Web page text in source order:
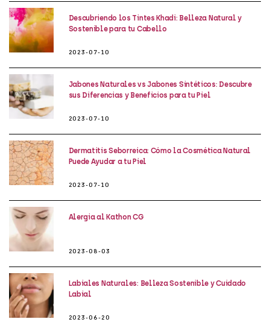
Descubriendo los Tintes Khadi: Belleza Natural y
Sostenible para tu Cabello
2023-07-10
Jabones Naturales vs Jabones Sintéticos: Descubre
sus Diferencias y Beneficios para tu Piel
2023-07-10
Dermatitis Seborreica: Cómo la Cosmética Natural
Puede Ayudar a tu Piel
2023-07-10
Alergia al Kathon CG
2023-08-03
Labiales Naturales: Belleza Sostenible y Cuidado
Labial
2023-06-20